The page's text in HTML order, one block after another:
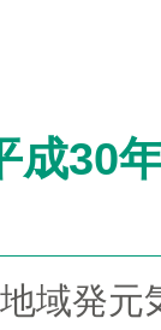
成30
域発元